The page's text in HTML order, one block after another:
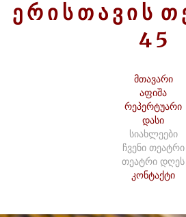
ᲔᲠᲘᲡᲗᲐᲕᲘᲡ Თ
45
მთავარი
აფიშა
რეპერტუარი
დასი
სიახლეები
ჩვენი თეატრი
თეატრი დღეს
კონტაქტი